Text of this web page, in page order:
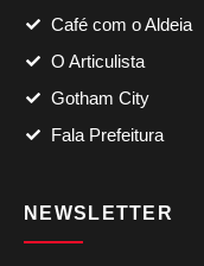
Café com o Aldeia
O Articulista
Gotham City
Fala Prefeitura
NEWSLETTER